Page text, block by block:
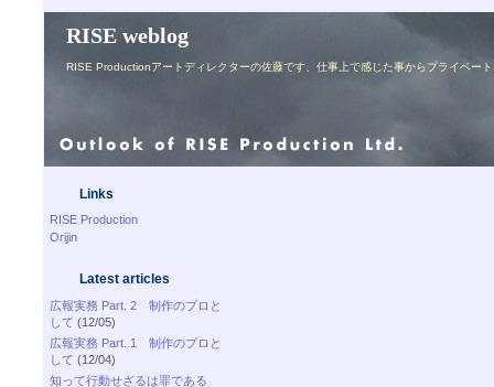
RISE weblog
RISE Productionアートディレクターの佐藤です、仕事上で感じた事からプライベー
Links
RISE Production
Orijin
Latest articles
広報実務 Part. 2 制作のプロと
して (12/05)
広報実務 Part. 1 制作のプロと
して (12/04)
知って行動せざるは罪である